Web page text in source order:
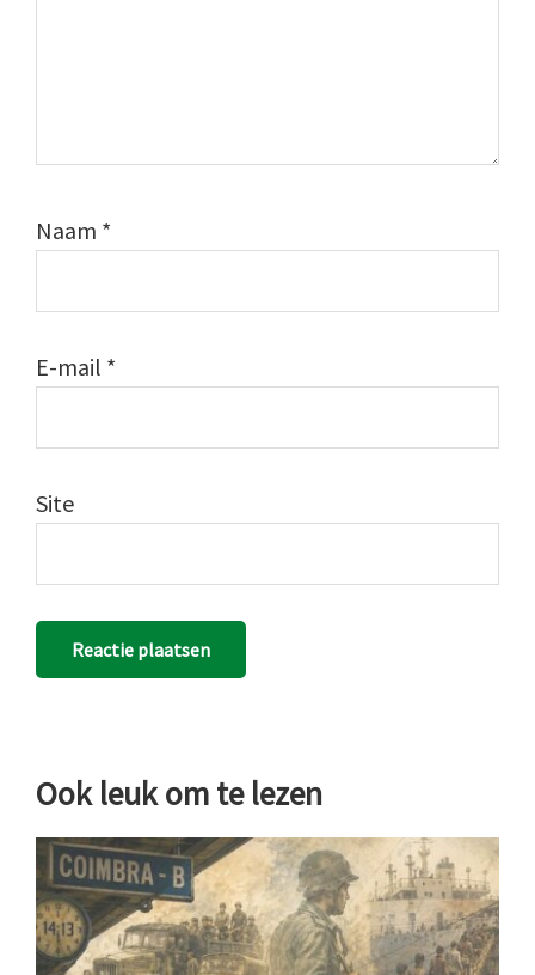
Naam *
E-mail *
Site
Ook leuk om te lezen